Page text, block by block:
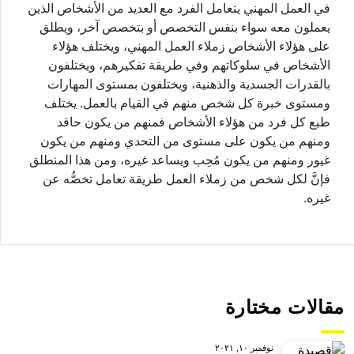
في العمل المهني يتعامل الفرد مع العديد من الأشخاص الذين
يعملون معه سواء بنفس التخصص أو بتخصص آخر، ويطلق
على هؤلاء الأشخاص زملاء العمل المهني، ويختلف هؤلاء
الأشخاص في سلوكاتهم وفي طريقة تفكيرهم، ويختلفون
بالقدرات الجسدية والذهنية، ويختلفون بمستوى المهارات
ومستوى خبرة كل شخص منهم في القيام بالعمل. يختلف
طبع كل فرد من هؤلاء الأشخاص فمنهم من يكون حاقد
ومنهم من يكون على مستوى من التحدي ومنهم من يكون
غيور ومنهم من يكون مُحِب ويساعد غيره، ومن هذا المنطلق
فإنَّ لكل شخص من زملاء العمل طريقة تعامل تخصُّه عن
غيره.
مقالات مختارة
نوفمبر ١٠, ٢٠٢١